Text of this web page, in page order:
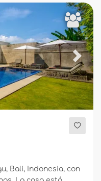
Next
Bali, Indonesia, con